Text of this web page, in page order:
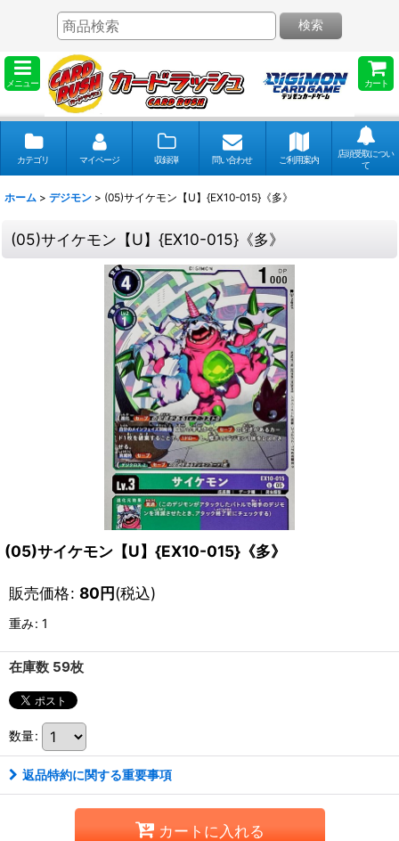
メニュー カート
検索
カテゴリ マイページ 収録弾 問い合わせ ご利用案内
店頭受取につい
て
ホーム > デジモン > (05)サイケモン【U】{EX10-015}《多》
(05)サイケモン【U】{EX10-015}《多》
(05)サイケモン【U】{EX10-015}《多》
販売価格: 80円(税込)
重み: 1
在庫数 59枚
数量:
返品特約に関する重要事項
カートに入れる